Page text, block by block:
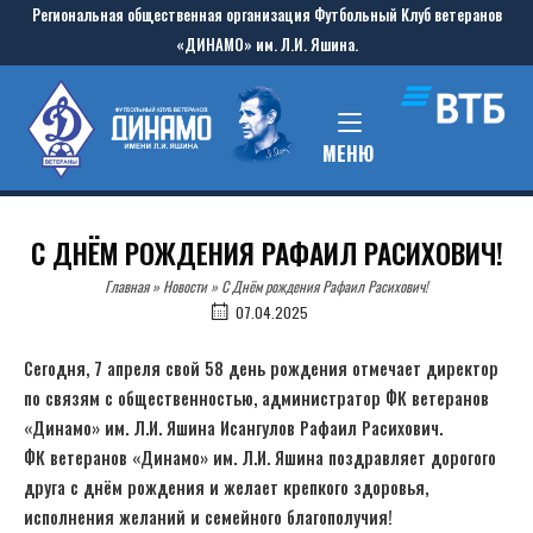
content
Региональная общественная организация Футбольный Клуб ветеранов
«ДИНАМО» им. Л.И. Яшина.
Home
МЕНЮMENU
С ДНЁМ РОЖДЕНИЯ РАФАИЛ РАСИХОВИЧ!
Главная» Новости» С Днём рождения Рафаил Расихович!
07.04.2025
Сегодня, 7 апреля свой 58 день рождения отмечает директор
по связям с общественностью, администратор ФК ветеранов
«Динамо» им. Л.И. Яшина Исангулов Рафаил Расихович.
ФК ветеранов «Динамо» им. Л.И. Яшина поздравляет дорогого
друга с днём рождения и желает крепкого здоровья,
исполнения желаний и семейного благополучия!